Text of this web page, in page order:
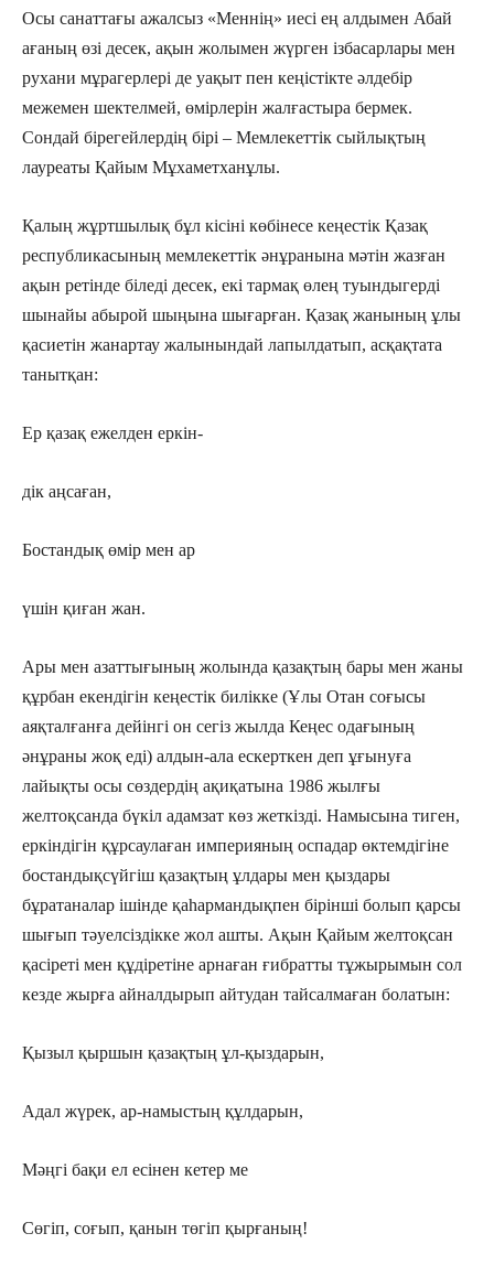
Осы санаттағы ажалсыз «Меннің» иесі ең алдымен Абай
ағаның өзі десек, ақын жолымен жүрген ізбасарлары мен
рухани мұрагерлері де уақыт пен кеңістікте әлдебір
межемен шектелмей, өмір­лерін жалғастыра бермек.
Сондай бірегейлердің бірі – Мемлекеттік сыйлықтың
лауреаты Қайым Мұхаметханұлы.
Қалың жұртшылық бұл кісіні көбінесе кеңестік Қа­зақ
республикасының мем­ле­кеттік әнұранына мәтін жазған
ақын ретінде біледі десек, екі тармақ өлең туындыгерді
шынайы абырой шыңына шығарған. Қазақ жанының ұлы
қасиетін жанартау жалынындай ла­пыл­датып, асқақтата
таныт­қан:
Ер қазақ ежелден еркін­-
дік аңсаған,
Бостандық өмір мен ар
үшін қиған жан.
Ары мен азаттығының жолында қазақтың бары мен жаны
құрбан екендігін кеңестік билікке (Ұлы Отан соғысы
аяқталғанға дейінгі он сегіз жылда Кеңес ода­ғы­ның
әнұраны жоқ еді) ал­дын-ала ескерткен деп ұғы­ну­ға
лайықты осы сөз­дердің ақи­қа­тына 1986 жылғы
желтоқсанда бүкіл адамзат көз жеткізді. Намысына тиген,
еркіндігін құрсаулаған империяның оспадар өктемдігіне
бостандықсүйгіш қазақтың ұл­да­ры мен қыздары
бұратаналар ішінде қаһарман­дықпен бірінші болып қарсы
шығып тәуелсіздікке жол ашты. Ақын Қайым желтоқсан
қасіреті мен құдіретіне арнаған ғибратты тұжырымын сол
кезде жырға айналдырып айтудан тайсалмаған болатын:
Қызыл қыршын қазақтың ұл-қыздарын,
Адал жүрек, ар-намыстың құлдарын,
Мәңгі бақи ел есінен кетер ме
Сөгіп, соғып, қанын төгіп қырғаның!